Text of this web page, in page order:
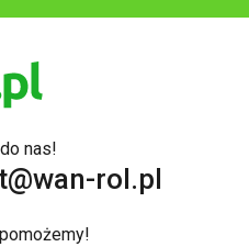
nas!
rol.pl